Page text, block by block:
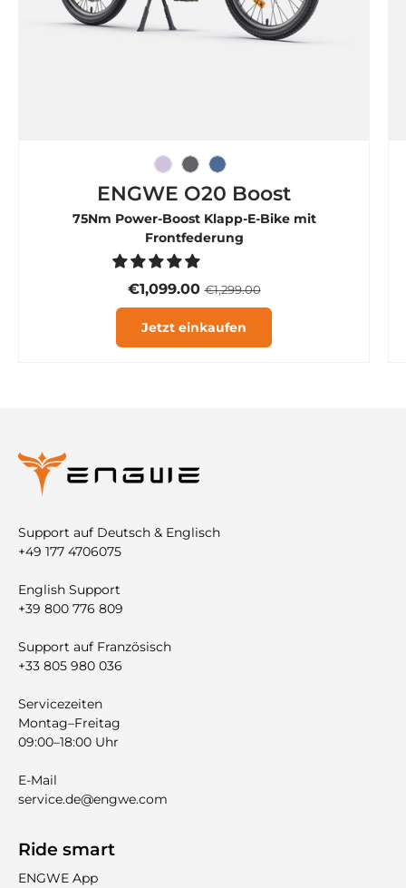
ENGWE O20 Boost
75Nm Power-Boost Klapp-E-Bike mit
Frontfederung
€1,099.00€1,299.00
Jetzt einkaufen
Support auf Deutsch & Englisch
+49 177 4706075
English Support
+39 800 776 809
Support auf Französisch
+33 805 980 036
Servicezeiten
Montag–Freitag
09:00–18:00 Uhr
E-Mail
service.de@engwe.com
Ride smart
ENGWE App